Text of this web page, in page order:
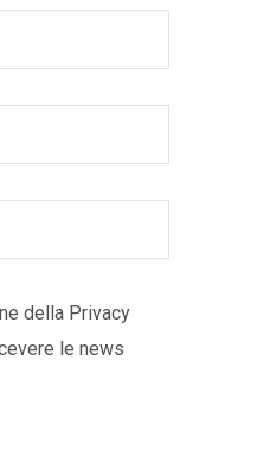
della Privacy
le news